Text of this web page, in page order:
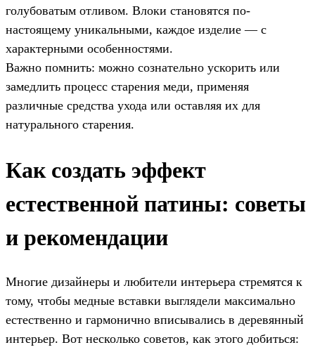
голубоватым отливом. Влоки становятся по-
настоящему уникальными, каждое изделие — с
характерными особенностями.
Важно помнить: можно сознательно ускорить или
замедлить процесс старения меди, применяя
различные средства ухода или оставляя их для
натурального старения.
Как создать эффект
естественной патины: советы
и рекомендации
Многие дизайнеры и любители интерьера стремятся к
тому, чтобы медные вставки выглядели максимально
естественно и гармонично вписывались в деревянный
интерьер. Вот несколько советов, как этого добиться: